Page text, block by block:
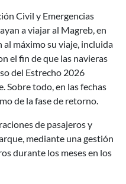
Civil y Emergencias
a viajar al Magreb, en
máximo su viaje, incluida
el fin de que las navieras
del Estrecho 2026
Sobre todo, en las fechas
de la fase de retorno.
de pasajeros y
mediante una gestión
durante los meses en los